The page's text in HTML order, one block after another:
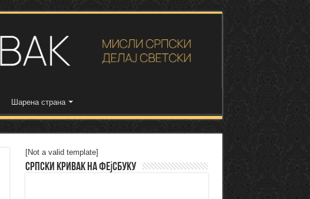
Шарена страна
[Not a valid template]
Српски Кривак на Фејсбуку